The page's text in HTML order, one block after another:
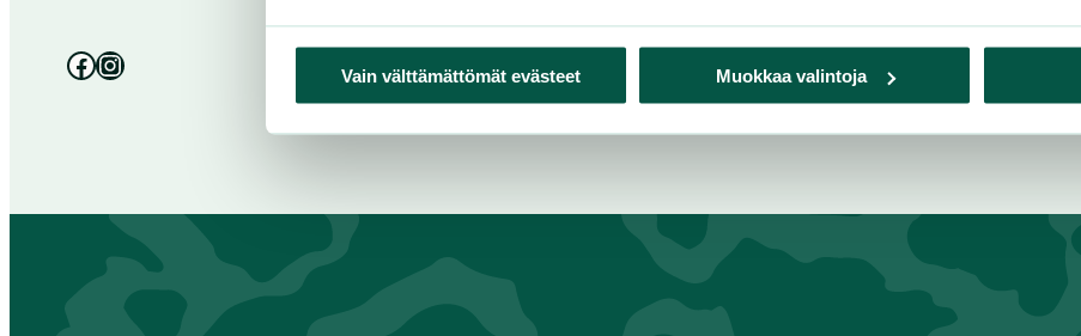
Vain välttämättömät evästeet Muokkaa valintoja
Facebook Instagram